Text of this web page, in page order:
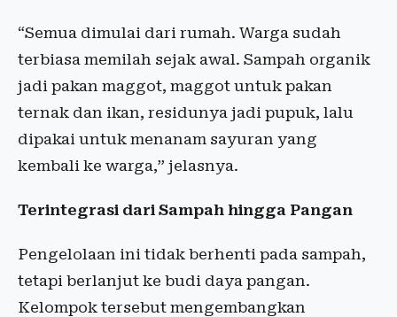
“Semua dimulai dari rumah. Warga sudah
terbiasa memilah sejak awal. Sampah organik
jadi pakan maggot, maggot untuk pakan
ternak dan ikan, residunya jadi pupuk, lalu
dipakai untuk menanam sayuran yang
kembali ke warga,” jelasnya.
Terintegrasi dari Sampah hingga Pangan
Pengelolaan ini tidak berhenti pada sampah,
tetapi berlanjut ke budi daya pangan.
Kelompok tersebut mengembangkan